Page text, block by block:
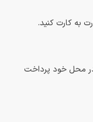
به کارت کنید.
محل خود پرداخت